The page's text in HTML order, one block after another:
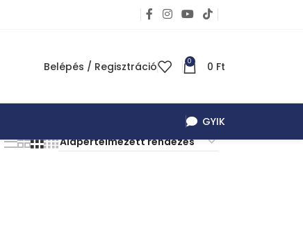
Belépés / Regisztráció 0 0 Ft
GYIK